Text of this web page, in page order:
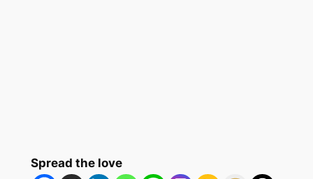
Spread the love